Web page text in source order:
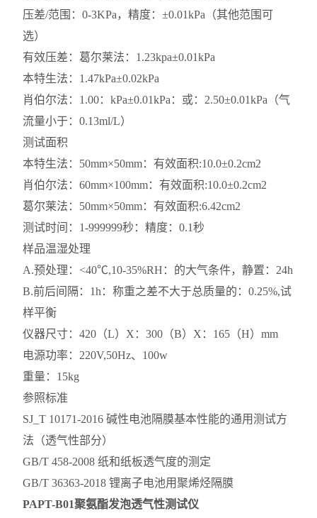
压差/范围：0-3KPa，精度：±0.01kPa（其他范围可
选）
有效压差：葛尔莱法：1.23kpa±0.01kPa
本特生法：1.47kPa±0.02kPa
肖伯尔法：1.00：kPa±0.01kPa：或：2.50±0.01kPa（气
流量小于：0.13ml/L）
测试面积
本特生法：50mm×50mm：有效面积:10.0±0.2cm2
肖伯尔法：60mm×100mm：有效面积:10.0±0.2cm2
葛尔莱法：50mm×50mm：有效面积:6.42cm2
测试时间：1-999999秒：精度：0.1秒
样品温湿处理
A.预处理：<40℃,10-35%RH：的大气条件，静置：24h
B.前后间隔：1h：称重之差不大于总质量的：0.25%,试
样平衡
仪器尺寸：420（L）X：300（B）X：165（H）mm
电源功率：220V,50Hz、100w
重量：15kg
参照标准
SJ_T 10171-2016 碱性电池隔膜基本性能的通用测试方
法（透气性部分）
GB/T 458-2008 纸和纸板透气度的测定
GB/T 36363-2018 锂离子电池用聚烯烃隔膜
PAPT-B01聚氨酯发泡透气性测试仪